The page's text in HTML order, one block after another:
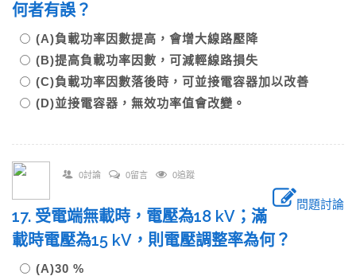
何者有誤？
(A)負載功率因數提高，會增大線路壓降
(B)提高負載功率因數，可減輕線路損失
(C)負載功率因數落後時，可並接電容器加以改善
(D)並接電容器，無效功率值會改變。
0討論 0留言 0追蹤
問題討論
17. 受電端無載時，電壓為18 kV；滿
載時電壓為15 kV，則電壓調整率為何？
(A)30 %